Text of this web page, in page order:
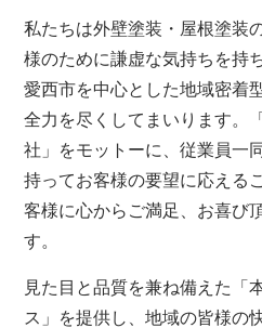
私たちは外壁塗装・屋根塗装
様のために謙虚な気持ちを持
愛西市を中心とした地域密着
全力を尽くしてまいります。
社」をモットーに、従業員一
持ってお客様の要望に応える
客様に心からご満足、お喜び
す。
見た目と品質を兼ね備えた「
ス」を提供し、地域の皆様の